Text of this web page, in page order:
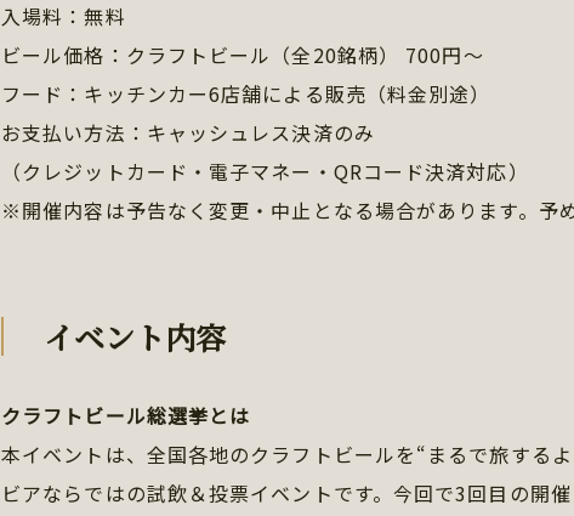
入場料：無料
ビール価格：クラフトビール（全20銘柄） 700円〜
フード：キッチンカー6店舗による販売（料金別途）
お支払い方法：キャッシュレス決済のみ
（クレジットカード・電子マネー・QRコード決済対応）
※開催内容は予告なく変更・中止となる場合があります。予
イベント内容
クラフトビール総選挙とは
本イベントは、全国各地のクラフトビールを“まるで旅する
ビアならではの試飲＆投票イベントです。今回で3回目の開